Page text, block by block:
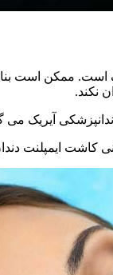
ممکن است بنا
نکند.
آیریک می
کاشت ایمپلنت